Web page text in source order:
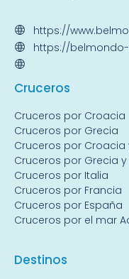
https://
https://
Cruceros
Cruceros por Croacia
Cruceros por Grecia
Cruceros por Croacia
Cruceros por Grecia
Cruceros por Italia
Cruceros por Francia
Cruceros por España
Cruceros por el mar
Destinos